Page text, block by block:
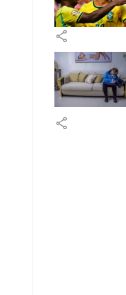
share
share